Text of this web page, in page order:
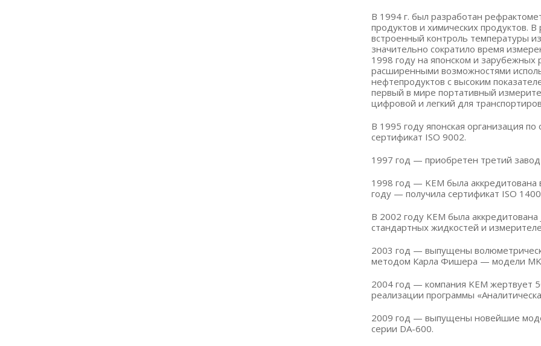
В 1994 г. был разработан
продуктов и химических продуктов.
встроенный контроль температуры
значительно сократило время
1998 году на японском и зарубежных
расширенными возможностями
нефтепродуктов с высоким
первый в мире портативный
цифровой и легкий для
В 1995 году японская организация
сертификат ISO 9002.
1997 год — приобретен третий
1998 год — KEM была аккредитована
году — получила сертификат ISO
В 2002 году KEM была аккредитована
стандартных жидкостей и
2003 год — выпущены
методом Карла Фишера — модели
2004 год — компания KEM жертвует
реализации программы
2009 год — выпущены новейшие
серии DA-600.